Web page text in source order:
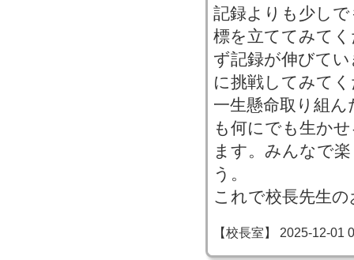
記録よりも少し
標を立ててみて
ず記録が伸びて
に挑戦してみて
一生懸命取り組
も何にでも生か
ます。みんなで
う。
これで校長先生
【校長室】 2025-12-01